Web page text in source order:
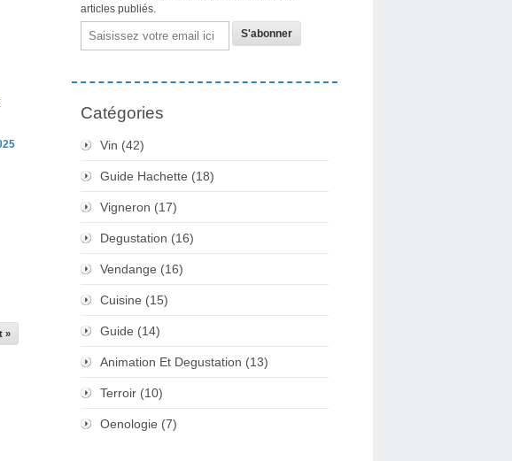
»
articles publiés.
Email
Catégories
Vin (42)
Guide Hachette (18)
Vigneron (17)
Degustation (16)
Vendange (16)
Cuisine (15)
Guide (14)
Animation Et Degustation (13)
Terroir (10)
Oenologie (7)